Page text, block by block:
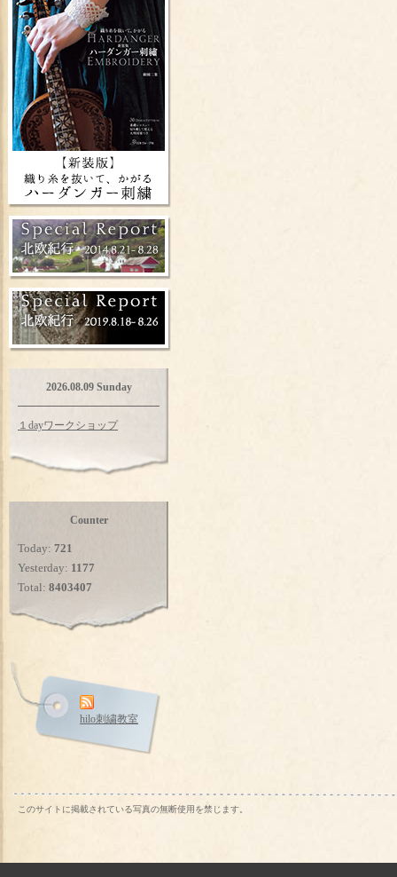
2026.08.09 Sunday
１dayワークショップ
Counter
Today: 721
Yesterday: 1177
Total: 8403407
hilo刺繍教室
このサイトに掲載されている写真の無断使用を禁じます。